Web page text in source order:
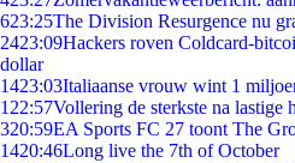
623:25The Division Resurgence nu
2423:09Hackers roven Coldcard-
dollar
1423:03Italiaanse vrouw wint 1
1 22:57Vollering de sterkste na lastige
320:59EA Sports FC 27 toont The
1420:46Long live the 7th of October